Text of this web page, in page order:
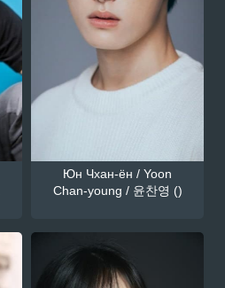
Юн Чхан-ён / Yoon
Chan-young / 윤찬영 ()